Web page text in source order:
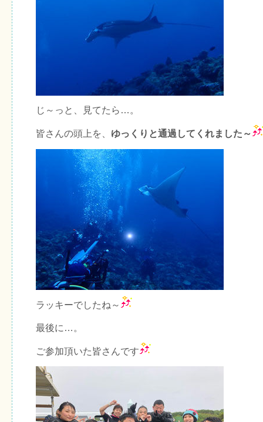
じ～っと、見てたら…。
皆さんの頭上を、 ゆっくりと通過してくれました～
ラッキーでしたね～
最後に…。
ご参加頂いた皆さんです